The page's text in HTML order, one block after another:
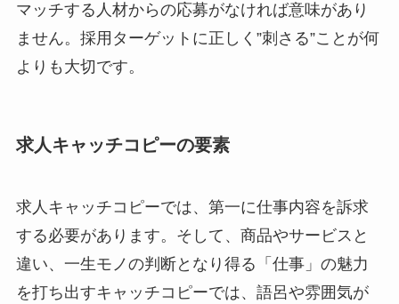
マッチする人材からの応募がなければ意味があり
ません。採用ターゲットに正しく”刺さる”ことが何
よりも大切です。
求人キャッチコピーの要素
求人キャッチコピーでは、第一に仕事内容を訴求
する必要があります。そして、商品やサービスと
違い、一生モノの判断となり得る「仕事」の魅力
を打ち出すキャッチコピーでは、語呂や雰囲気が